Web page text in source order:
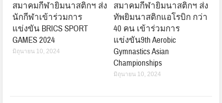
สมาคมกีฬายิมนาสติกฯ ส่ง
นักกีฬาเข้าร่วมการ
แข่งขัน BRICS SPORT
GAMES 2024
มิถุนายน 10, 2024
สมาคมกีฬายิมนาสติกฯ ส่ง
ทัพยิมนาสติกแอโรบิก กว่า
40 คน เข้าร่วมการ
แข่งขัน9th Aerobic
Gymnastics Asian
Championships
มิถุนายน 10, 2024